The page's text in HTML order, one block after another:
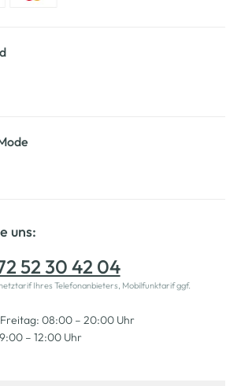
uns:
52 30 42 04
Ihres Telefonanbieters, Mobilfunktarif ggf.
08:00 – 20:00 Uhr
– 12:00 Uhr